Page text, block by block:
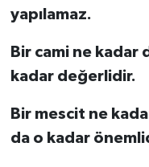
yapılamaz.
Bir cami ne kadar
kadar değerlidir.
Bir mescit ne
da o kadar